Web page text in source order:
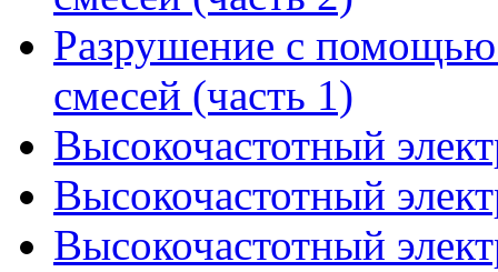
Разрушение с
смесей (часть 1)
Высокочастотный
Высокочастотный
Высокочастотный